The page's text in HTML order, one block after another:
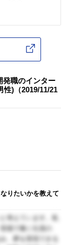
発職のインター
性)（2019/11/21
りたいかを教えて
考えています。私
場で働く社員の
、夢を実現できる